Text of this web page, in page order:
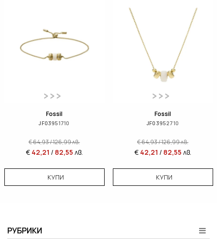
Fossil
JF03951710
€64,93/126,99лв.
€ 42,21 / 82,55 лв.
КУПИ
Fossil
JF03952710
€64,93/126,99лв.
€ 42,21 / 82,55 лв.
КУПИ
РУБРИКИ